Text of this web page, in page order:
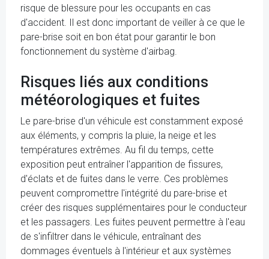
risque de blessure pour les occupants en cas
d'accident. Il est donc important de veiller à ce que le
pare-brise soit en bon état pour garantir le bon
fonctionnement du système d'airbag.
Risques liés aux conditions
météorologiques et fuites
Le pare-brise d'un véhicule est constamment exposé
aux éléments, y compris la pluie, la neige et les
températures extrêmes. Au fil du temps, cette
exposition peut entraîner l'apparition de fissures,
d'éclats et de fuites dans le verre. Ces problèmes
peuvent compromettre l'intégrité du pare-brise et
créer des risques supplémentaires pour le conducteur
et les passagers. Les fuites peuvent permettre à l'eau
de s'infiltrer dans le véhicule, entraînant des
dommages éventuels à l'intérieur et aux systèmes